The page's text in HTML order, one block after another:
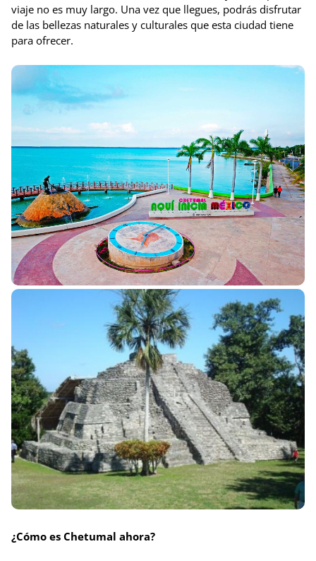
viaje no es muy largo. Una vez que llegues, podrás disfrutar
de las bellezas naturales y culturales que esta ciudad tiene
para ofrecer.
¿Cómo es Chetumal ahora?